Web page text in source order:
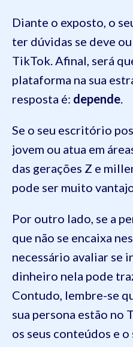
Diante o exposto, o
ter dúvidas se deve
TikTok. Afinal, será
plataforma na sua
resposta é: depende.
Se o seu escritório
jovem ou atua em
das gerações Z e
pode ser muito
Por outro lado, se a
que não se encaixa
necessário avaliar se
dinheiro nela pode
Contudo, lembre-se
sua persona estão no
os seus conteúdos e